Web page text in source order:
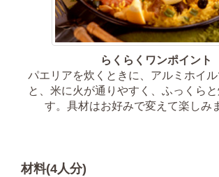
らくらくワンポイント
パエリアを炊くときに、アルミホイ
と、米に火が通りやすく、ふっくら
す。具材はお好みで変えて楽しみ
材料(4人分)